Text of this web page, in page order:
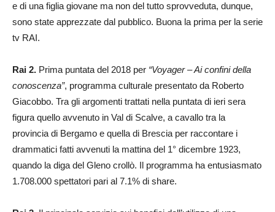
e di una figlia giovane ma non del tutto sprovveduta, dunque,
sono state apprezzate dal pubblico. Buona la prima per la serie
tv RAI.
Rai 2. Prima puntata del 2018 per “Voyager – Ai confini della
conoscenza”, programma culturale presentato da Roberto
Giacobbo. Tra gli argomenti trattati nella puntata di ieri sera
figura quello avvenuto in Val di Scalve, a cavallo tra la
provincia di Bergamo e quella di Brescia per raccontare i
drammatici fatti avvenuti la mattina del 1° dicembre 1923,
quando la diga del Gleno crollò. Il programma ha entusiasmato
1.708.000 spettatori pari al 7.1% di share.